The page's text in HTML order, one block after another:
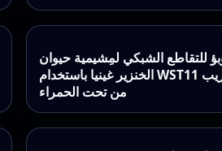
للتقاطع الشبكي لمِشيمية حيوان
الخنزير غينيا باستخدام WST11 والضوء القريب
من تحت الحمراء